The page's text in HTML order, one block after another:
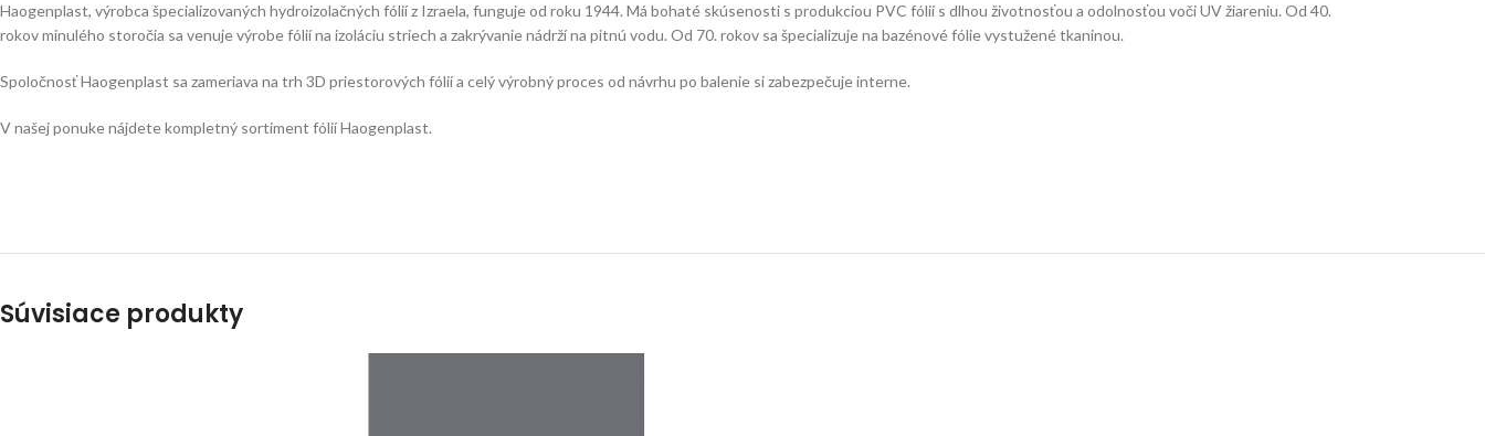
Haogenplast, výrobca špecializovaných hydroizolačných fólií z Izraela, funguje od roku 1944. Má bohaté skúsenosti s produkciou PVC fólií s dlhou životnosťou a odolnosťou voči UV žiareniu. Od 40.
rokov minulého storočia sa venuje výrobe fólií na izoláciu striech a zakrývanie nádrží na pitnú vodu. Od 70. rokov sa špecializuje na bazénové fólie vystužené tkaninou.
Spoločnosť Haogenplast sa zameriava na trh 3D priestorových fólií a celý výrobný proces od návrhu po balenie si zabezpečuje interne.
V našej ponuke nájdete kompletný sortiment fólií Haogenplast.
Súvisiace produkty